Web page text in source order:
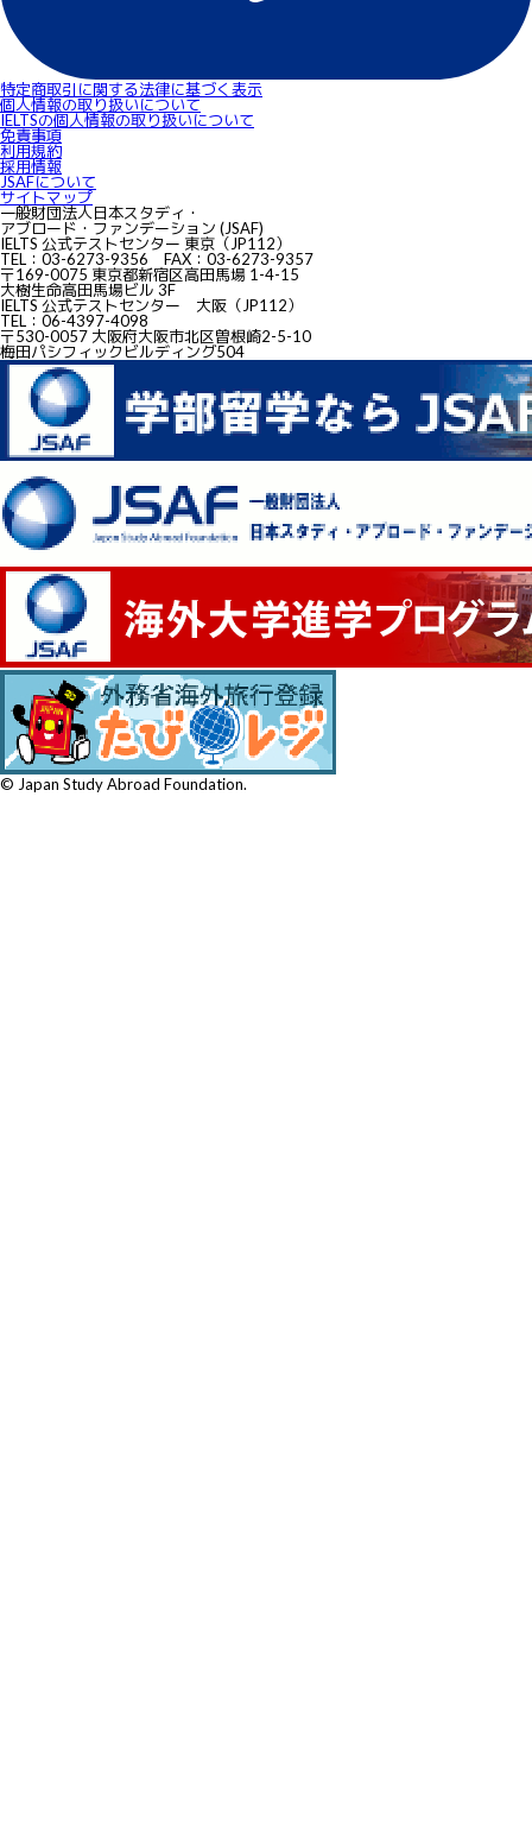
特定商取引に関する法律に基づく表示
個人情報の取り扱いについて
IELTSの個⼈情報の取り扱いについて
免責事項
利用規約
採用情報
JSAFについて
サイトマップ
一般財団法人日本スタディ・
アブロード・ファンデーション (JSAF)
IELTS 公式テストセンター 東京（JP112）
TEL：03-6273-9356 FAX：03-6273-9357
〒169-0075 東京都新宿区高田馬場 1-4-15
大樹生命高田馬場ビル 3F
IELTS 公式テストセンター 大阪（JP112）
TEL：06-4397-4098
〒530-0057 大阪府大阪市北区曽根崎2-5-10
梅田パシフィックビルディング504
© Japan Study Abroad Foundation.